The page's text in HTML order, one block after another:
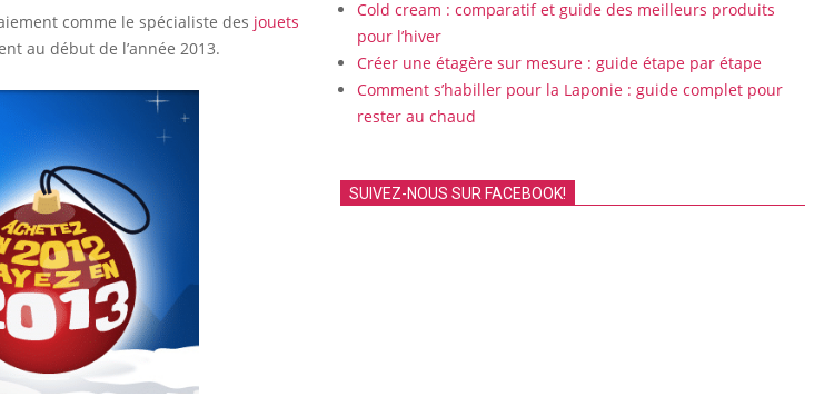
comme le spécialiste des jouets
au début de l’année 2013.
Cold cream : comparatif et guide des meilleurs produits
pour l’hiver
Créer une étagère sur mesure : guide étape par étape
Comment s’habiller pour la Laponie : guide complet pour
rester au chaud
SUIVEZ-NOUS SUR FACEBOOK!